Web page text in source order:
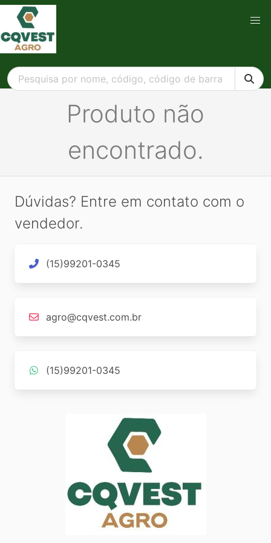
Produto não
encontrado.
Dúvidas? Entre em contato com o
vendedor.
(15)99201-0345
agro@cqvest.com.br
(15)99201-0345